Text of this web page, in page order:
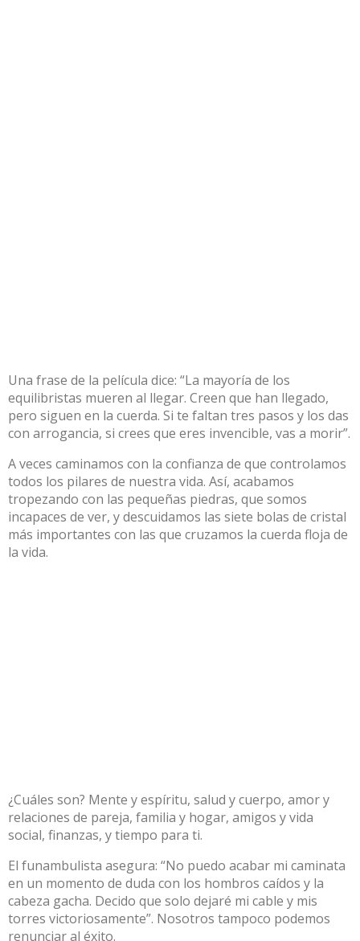
Una frase de la película dice: “La mayoría de los
equilibristas mueren al llegar. Creen que han llegado,
pero siguen en la cuerda. Si te faltan tres pasos y los das
con arrogancia, si crees que eres invencible, vas a morir”.
A veces caminamos con la confianza de que controlamos
todos los pilares de nuestra vida. Así, acabamos
tropezando con las pequeñas piedras, que somos
incapaces de ver, y descuidamos las siete bolas de cristal
más importantes con las que cruzamos la cuerda floja de
la vida.
¿Cuáles son? Mente y espíritu, salud y cuerpo, amor y
relaciones de pareja, familia y hogar, amigos y vida
social, finanzas, y tiempo para ti.
El funambulista asegura: “No puedo acabar mi caminata
en un momento de duda con los hombros caídos y la
cabeza gacha. Decido que solo dejaré mi cable y mis
torres victoriosamente”. Nosotros tampoco podemos
renunciar al éxito.